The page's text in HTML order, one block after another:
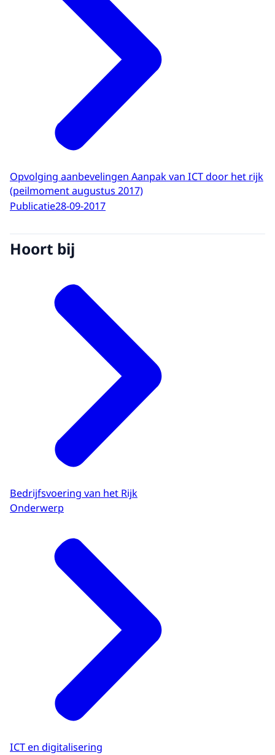
Opvolging aanbevelingen Aanpak van ICT door het rijk
(peilmoment augustus 2017)
Publicatie28-09-2017
Hoort bij
Bedrijfsvoering van het Rijk
Onderwerp
ICT en digitalisering